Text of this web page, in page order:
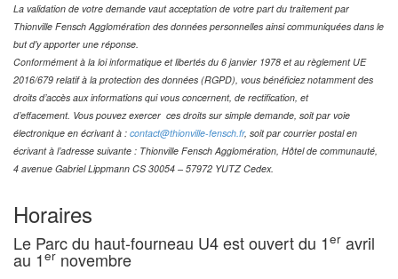
La validation de votre demande vaut acceptation de votre part du traitement par
Thionville Fensch Agglomération des données personnelles ainsi communiquées dans le
but d'y apporter une réponse.
Conformément à la loi informatique et libertés du 6 janvier 1978 et au règlement UE
2016/679 relatif à la protection des données (RGPD), vous bénéficiez notamment des
droits d’accès aux informations qui vous concernent, de rectification, et
d’effacement. Vous pouvez exercer ces droits sur simple demande, soit par voie
électronique en écrivant à : contact@thionville-fensch.fr, soit par courrier postal en
écrivant à l’adresse suivante : Thionville Fensch Agglomération, Hôtel de communauté,
4 avenue Gabriel Lippmann CS 30054 – 57972 YUTZ Cedex.
Horaires
Le Parc du haut-fourneau U4 est ouvert du 1er avril
au 1er novembre